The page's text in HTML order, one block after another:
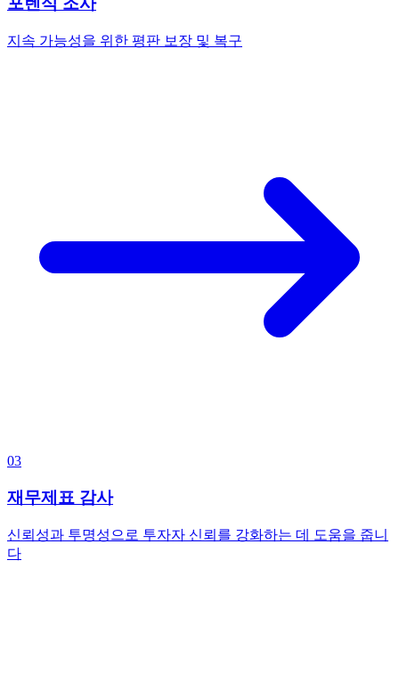
지속 가능성을 위한 평판 보장 및 복구
03
재무제표 감사
신뢰성과 투명성으로 투자자 신뢰를 강화하는 데 도움을 줍니
다